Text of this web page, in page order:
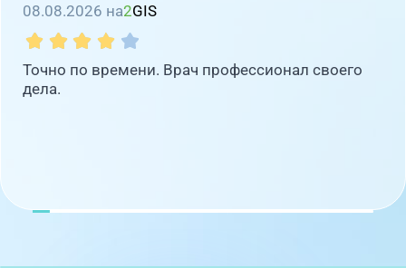
08.08.2026 на2GIS
Точно по времени. Врач профессионал своего
дела.